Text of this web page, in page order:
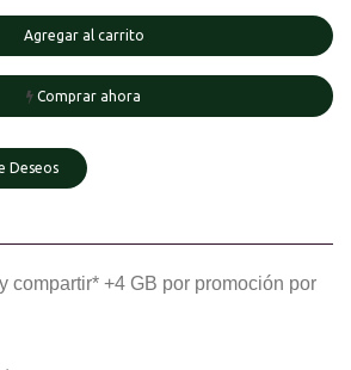
Agregar al carrito
Comprar ahora
Deseos
compartir* +4 GB por promoción por